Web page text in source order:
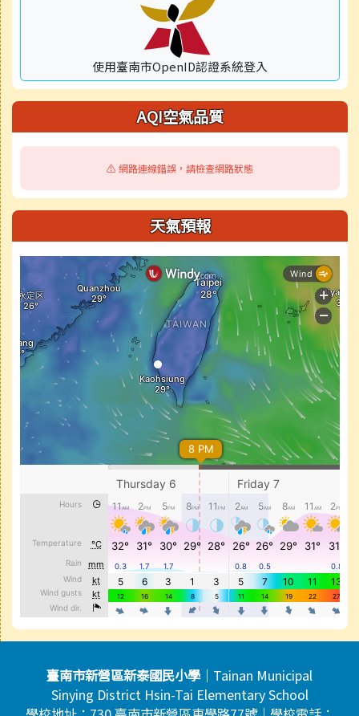
使用臺南市OpenID認證系統登入
AQI空氣品質
⚠️ 網路連線錯誤，請檢查網路狀態
天氣預報
頁尾區域內容
臺南市新營區新泰國民小學｜Tainan Municipal
Sinying District Hsin-Tai Elementary School